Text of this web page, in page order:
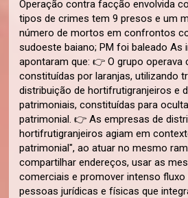
Operação contra facção envolvida
tipos de crimes tem 9 presos e um
número de mortos em confrontos
sudoeste baiano; PM foi baleado As
apontaram que: 👉 O grupo operava
constituídas por laranjas, utilizando
distribuição de hortifrutigranjeiros e
patrimoniais, constituídas para
patrimonial. 👉 As empresas de
hortifrutigranjeiros agiam em
patrimonial", ao atuar no mesmo
compartilhar endereços, usar as
comerciais e promover intenso fluxo
pessoas jurídicas e físicas que